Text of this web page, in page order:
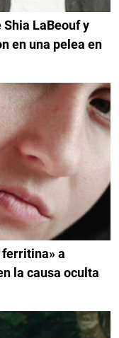
LaBeouf y
en una pelea en
ferritina» a
la causa oculta